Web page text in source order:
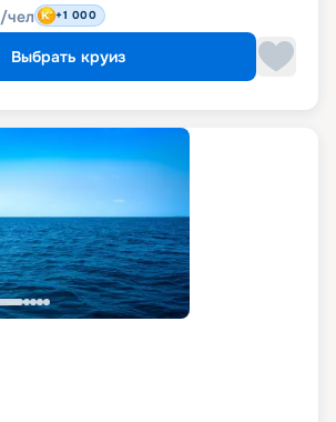
/чел +1 000
Выбрать круиз